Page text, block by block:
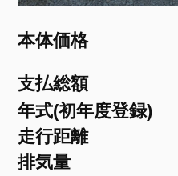
本体価格
支払総額
年式(初年度登録)
走行距離
排気量